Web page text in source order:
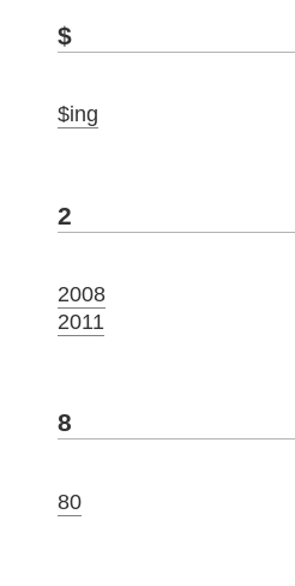
$
$ing
2
2008
2011
8
80